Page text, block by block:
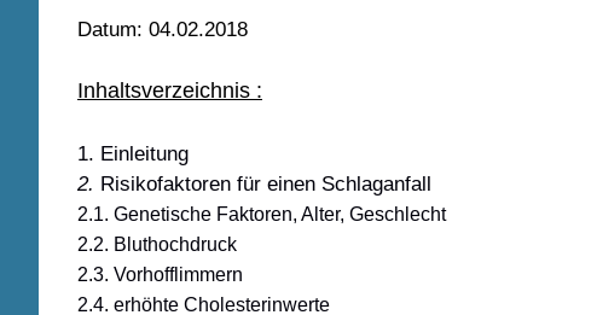
Datum: 04.02.2018
Inhaltsverzeichnis :
1. Einleitung
2. Risikofaktoren für einen Schlaganfall
2.1. Genetische Faktoren, Alter, Geschlecht
2.2. Bluthochdruck
2.3. Vorhofflimmern
2.4. erhöhte Cholesterinwerte